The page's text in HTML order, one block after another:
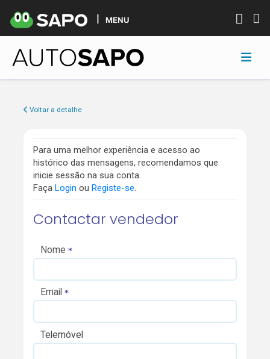
MENU
Voltar a detalhe
Para uma melhor experiência e acesso ao
histórico das mensagens, recomendamos que
inicie sessão na sua conta.
Faça Login ou Registe-se.
Contactar vendedor
Nome
Email
Telemóvel